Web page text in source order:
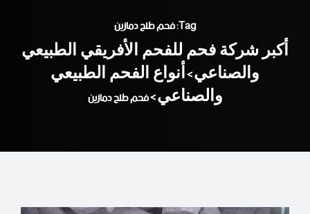
Tag: فحم طلح دمازين
أكبر شركة فحم للفحم الأفريقي الطبيعي
والصناعي>أنواع الفحم الطبيعي
والصناعي>فحم طلح دمازين